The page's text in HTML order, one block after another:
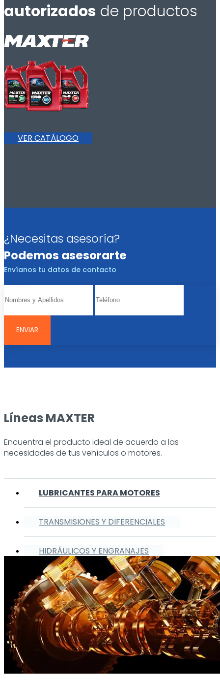
autorizados de productos
VER CATÁLOGO
¿Necesitas asesoría?
Podemos asesorarte
Envíanos tu datos de contacto
Líneas MAXTER
Encuentra el producto ideal de acuerdo a las
necesidades de tus vehículos o motores.
LUBRICANTES PARA MOTORES
TRANSMISIONES Y DIFERENCIALES
HIDRÁULICOS Y ENGRANAJES